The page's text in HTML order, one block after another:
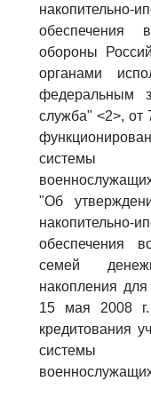
обеспечения
обороны
органами
федеральным
служба" <2>, от
системы
"Об
обеспечения
семей
накопления
15 мая 2008 г.
кредитования
системы